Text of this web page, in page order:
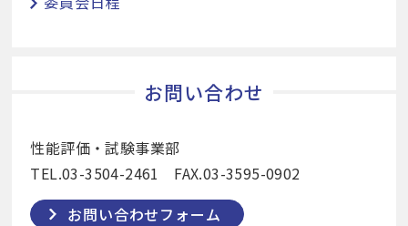
お問い合わせ
性能評価・試験事業部
TEL.03-3504-2461 FAX.03-3595-0902
お問い合わせフォーム